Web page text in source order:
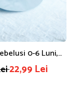
0-6 Luni,
Și Inserții Tip
22,99 Lei